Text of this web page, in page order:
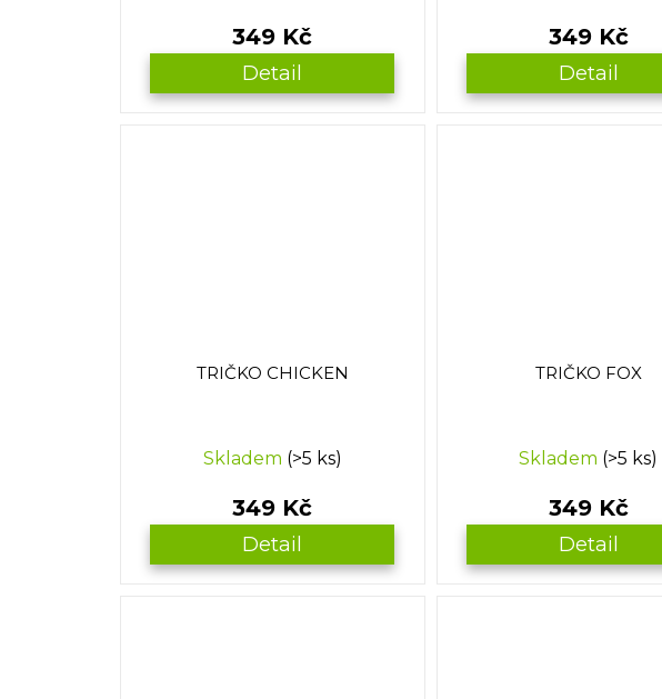
349 Kč
Detail
349 Kč
Detail
TRIČKO CHICKEN
Skladem (>5 ks)
349 Kč
Detail
TRIČKO FOX
Skladem (>5 ks)
349 Kč
Detail